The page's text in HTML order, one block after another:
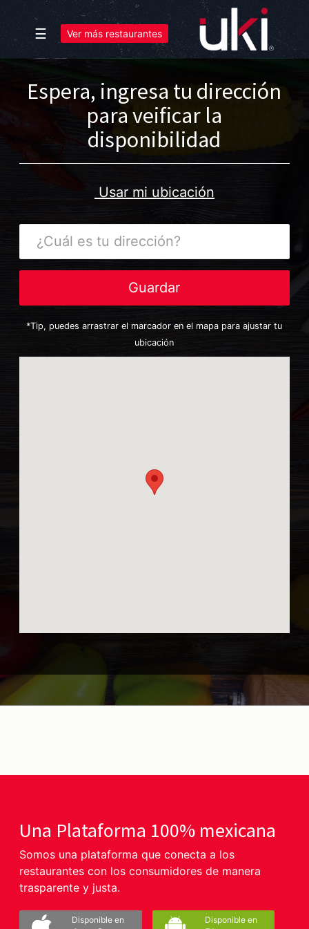
☰ Ver más restaurantes
Espera, ingresa tu dirección
para veificar la
disponibilidad
Usar mi ubicación
¿Cuál
es
dirección?
Guardar
*Tip, puedes arrastrar el marcador en el mapa para ajustar tu
ubicación
Una Plataforma 100% mexicana
Somos una plataforma que conecta a los
restaurantes con los consumidores de manera
trasparente y justa.
Disponible en Disponible en